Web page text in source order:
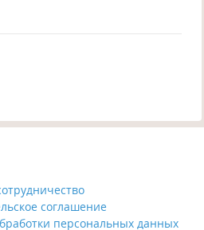
соглашение
персональных данных